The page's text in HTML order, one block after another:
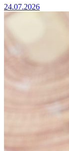
24.07.2026